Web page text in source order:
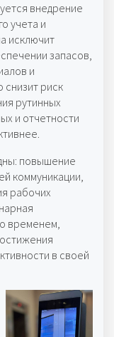
внедрение
учета и
исключит
запасов,
и
риск
рутинных
и отчетности
повышение
коммуникации,
рабочих
временем,
в своей